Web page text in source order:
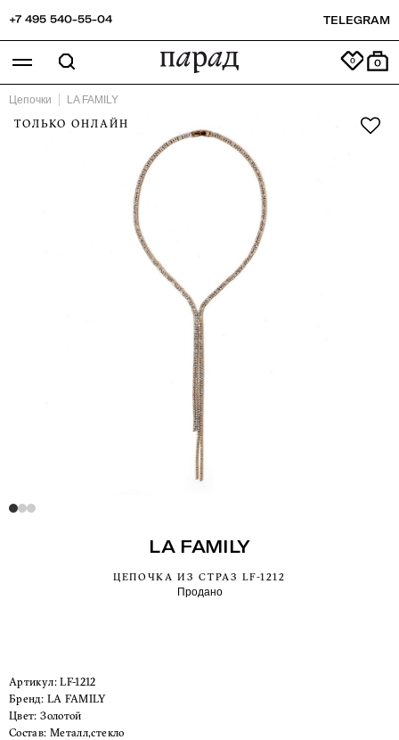
+7 495 540-55-04 TELEGRAM
0
Цепочки LA FAMILY
ТОЛЬКО ОНЛАЙН
LA FAMILY
ЦЕПОЧКА ИЗ СТРАЗ LF-1212
Продано
Артикул:LF-1212
Бренд:
LA FAMILY
Цвет:
Золотой
Состав: Металл,стекло